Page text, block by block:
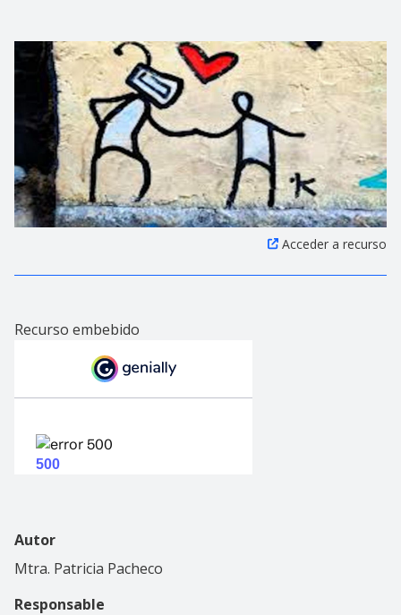
Acceder a recurso
Recurso embebido
Autor
Mtra. Patricia Pacheco
Responsable